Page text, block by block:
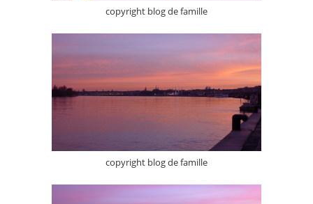
copyright blog de famille
copyright blog de famille